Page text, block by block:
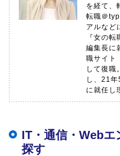
を経て、
転職＠
アルなど
『女の
編集長に
職サイト
して復職
し、21
に就任し
IT・通信・Webエ
探す